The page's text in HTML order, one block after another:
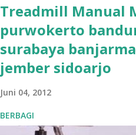
Treadmill Manual
purwokerto
surabaya
jember sidoarjo
Juni 04, 2012
BERBAGI